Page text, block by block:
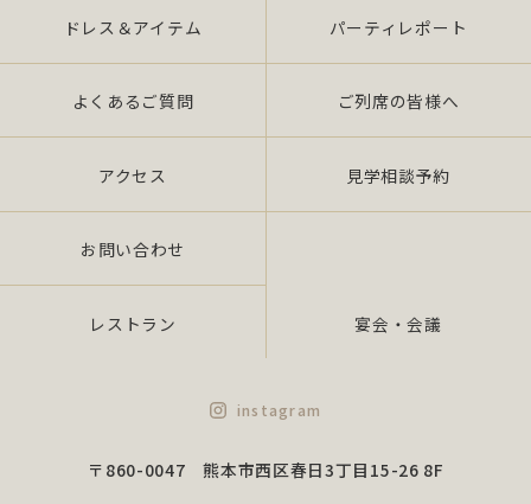
ドレス＆アイテム パーティレポート
よくあるご質問 ご列席の皆様へ
アクセス 見学相談予約
お問い合わせ
レストラン 宴会・会議
instagram
〒860-0047 熊本市西区春日3丁目15-26 8F